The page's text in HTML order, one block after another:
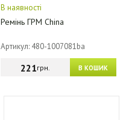
В наявності
Ремінь ГРМ China
Артикул: 480-1007081ba
В КОШИК
221грн.